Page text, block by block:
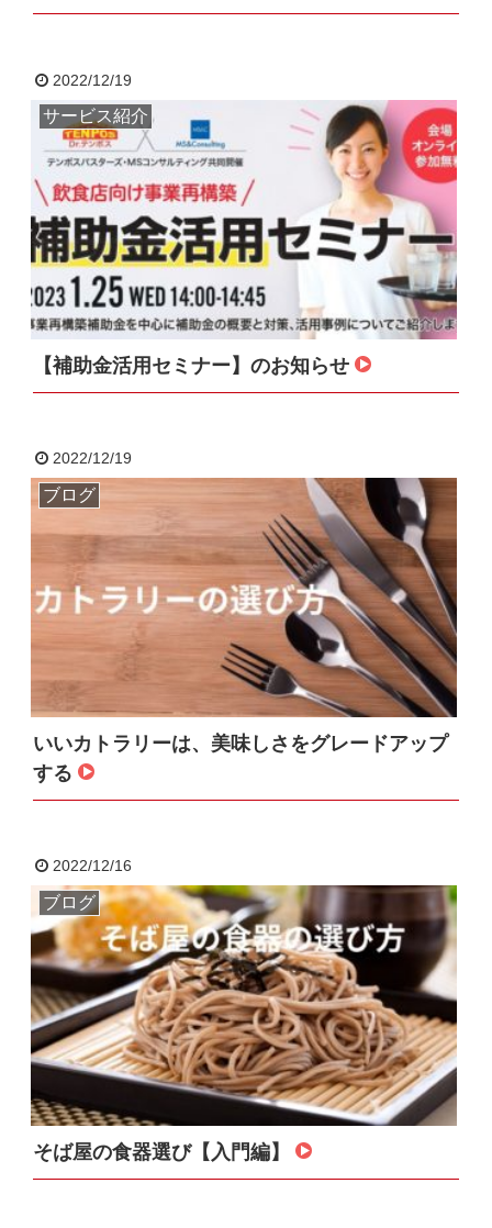
2022/12/19
サービス紹介
【補助金活用セミナー】のお知らせ
2022/12/19
ブログ
いいカトラリーは、美味しさをグレードアップ
する
2022/12/16
ブログ
そば屋の食器選び【入門編】